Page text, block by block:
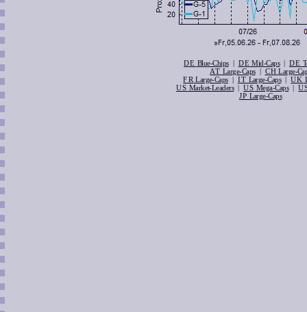
DE Blue-Chips| DE Mid-Caps| DE
AT Large-Caps| CH Large-
FR Large-Caps| IT Large-Caps|UK
US Market-Leaders|US Mega-Caps|
JP Large-Caps